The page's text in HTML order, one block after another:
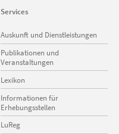
Services
Navigation
überspringen
Auskunft und Dienstleistungen
Publikationen und
Veranstaltungen
Lexikon
Informationen für
Erhebungsstellen
LuReg